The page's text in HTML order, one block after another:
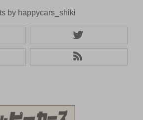
by happycars_shiki